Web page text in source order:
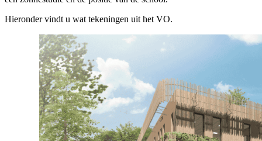
Hieronder vindt u wat tekeningen uit het VO.